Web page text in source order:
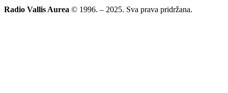
Radio Vallis Aurea © 1996. – 2025. Sva prava pridržana.